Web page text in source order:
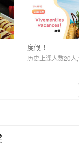
度假 ！
历史上课人数20人